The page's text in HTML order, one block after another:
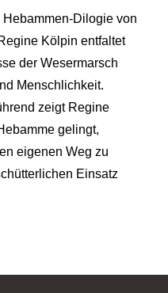
Dilogie von
Kölpin entfaltet
der Wesermarsch
Menschlichkeit.
zeigt Regine
gelingt,
eigenen Weg zu
Einsatz